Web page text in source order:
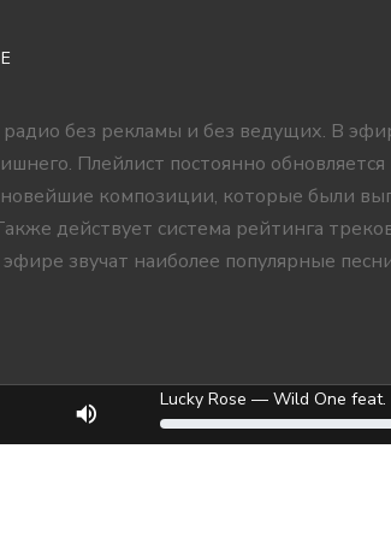
Lucky Rose — Wild One feat.
без рекламы и без ведущих. В
Плейлист постоянно
композиции, которые были
действует система рейтинга
звучат наиболее популярные